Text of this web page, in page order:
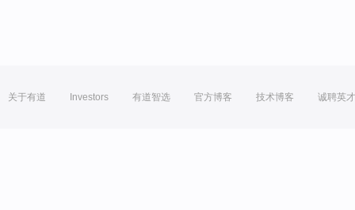
关于有道 Investors 有道智选 官方博客 技术博客 诚聘英才